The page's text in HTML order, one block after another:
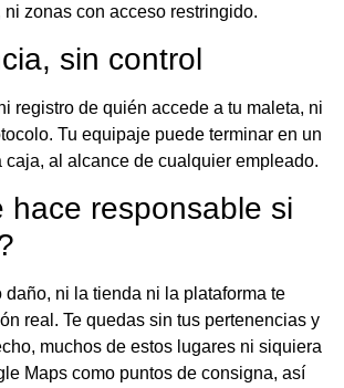
ni zonas con acceso restringido.
sin control
registro de quién accede a tu maleta, ni
Tu equipaje puede terminar en un
caja, al alcance de cualquier empleado.
hace responsable si
daño, ni la tienda ni la plataforma te
real. Te quedas sin tus pertenencias y
muchos de estos lugares ni siquiera
Maps como puntos de consigna, así